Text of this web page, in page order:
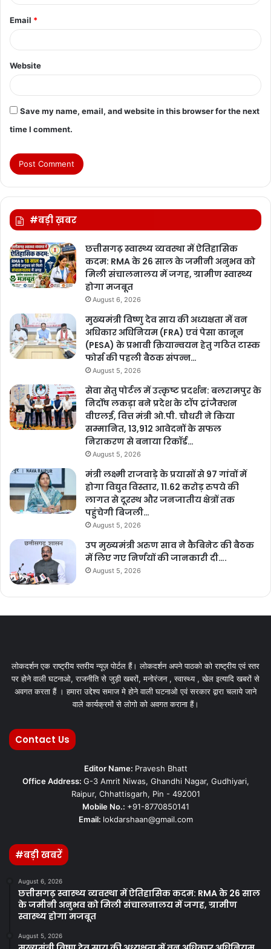
Email *
Website
Save my name, email, and website in this browser for the next
time I comment.
#बड़ी ख़बर
छत्तीसगढ़ स्वास्थ्य व्यवस्था में ऐतिहासिक
कदम: RMA के 26 साल के जमीनी अनुभव को
मिली संचालनालय में जगह, ग्रामीण स्वास्थ्य
होगा मजबूत
August 6, 2026
मुख्यमंत्री विष्णु देव साय की अध्यक्षता में वन
अधिकार अधिनियम (FRA) एवं पेसा कानून
(PESA) के प्रभावी क्रियान्वयन हेतु गठित टास्क
फोर्स की पहली बैठक संपन्न…
August 5, 2026
सेवा सेतु पोर्टल में उत्कृष्ट प्रदर्शन: बलरामपुर के
निर्दोष लकड़ा बने प्रदेश के टॉप ट्रांजैक्शन
वीएलई, वित्त मंत्री ओ.पी. चौधरी ने किया
सम्मानित, 13,912 आवेदनों के सफल
निराकरण से बनाया रिकॉर्ड…
August 5, 2026
मंत्री लक्ष्मी राजवाड़े के प्रयासों से 97 गांवों में
होगा विद्युत विस्तार, 11.62 करोड़ रुपये की
लागत से दूरस्थ और जनजातीय क्षेत्रों तक
पहुंचेगी बिजली…
August 5, 2026
उप मुख्यमंत्री अरुण साव ने कैबिनेट की बैठक
में लिए गए निर्णयों की जानकारी दी….
August 5, 2026
लोकदर्शन एक राष्ट्रीय स्तरीय न्यूज़ पोर्टल हैं। लोकदर्शन अपने पाठको को राष्ट्रीय एवं स्तर
पर होने वाली घटनाओ, राजनीति से जुड़ी खबरों, मनोरंजन , स्वास्थ्य , खेल इत्यादि खबरों से
अवगत करता हैं । हमारा उद्देश्य समाज मे होने वाली घटनाओ एवं सरकार द्वारा चलाये जाने
वाले कार्यक्रमों से लोगो को अवगत कराना हैं।
Contact Us
Editor Name: Pravesh Bhatt
Office Address: G-3 Amrit Niwas, Ghandhi Nagar, Gudhiyari,
Raipur, Chhattisgarh, Pin - 492001
Mobile No.: +91-8770850141
Email: lokdarshaan@gmail.com
#बड़ी खबरें
August 6, 2026
छत्तीसगढ़ स्वास्थ्य व्यवस्था में ऐतिहासिक कदम: RMA के 26 साल
के जमीनी अनुभव को मिली संचालनालय में जगह, ग्रामीण
स्वास्थ्य होगा मजबूत
August 5, 2026